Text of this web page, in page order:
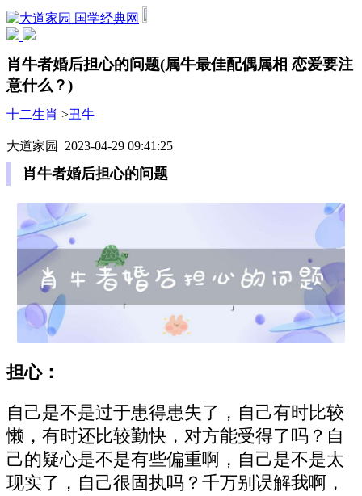
国学经典网
肖牛者婚后担心的问题(属牛最佳配偶属相 恋爱要注
意什么？)
十二生肖 >丑牛
大道家园 2023-04-29 09:41:25
肖牛者婚后担心的问题
担心：
自己是不是过于患得患失了，自己有时比较
懒，有时还比较勤快，对方能受得了吗？自
己的疑心是不是有些偏重啊，自己是不是太
现实了，自己很固执吗？千万别误解我啊，